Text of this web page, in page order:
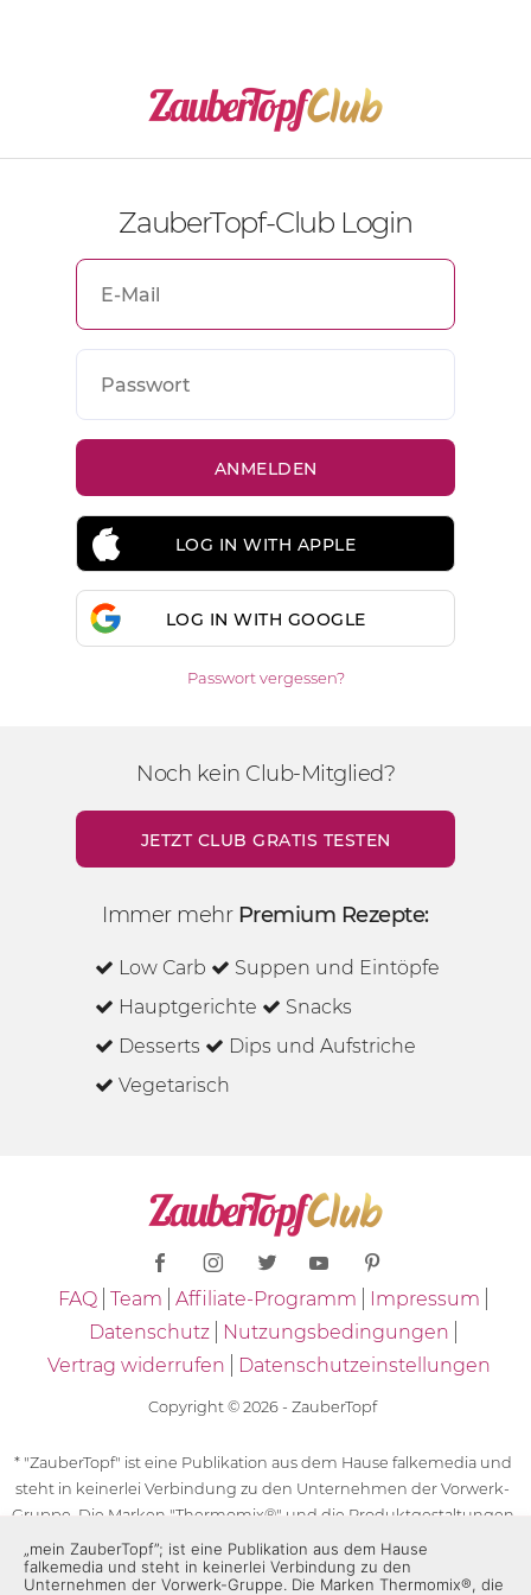
ZauberTopf-Club Login
LOG IN WITH APPLE
LOG IN WITH GOOGLE
Passwort vergessen?
Noch kein Club-Mitglied?
JETZT CLUB GRATIS TESTEN
Immer mehr Premium Rezepte:
Low Carb
Suppen und Eintöpfe
Hauptgerichte
Snacks
Desserts
Dips und Aufstriche
Vegetarisch
FAQ Team Affiliate-Programm
Impressum
Datenschutz
Nutzungsbedingungen
Vertrag widerrufen
Datenschutzeinstellungen
Copyright © 2026 - ZauberTopf
* "ZauberTopf" ist eine Publikation aus dem Hause falkemedia und
steht in keinerlei Verbindung zu den Unternehmen der Vorwerk-
Gruppe. Die Marken "Thermomix®" und die Produktgestaltungen
des "Thermomix®" sind eingetragene Marken der Unternehmen
der Vorwerk-Gruppe. Die Marken Thermomix®, die Zeichen TM5®,
„mein ZauberTopf”; ist eine Publikation aus dem Hause
falkemedia und steht in keinerlei Verbindung zu den
Unternehmen der Vorwerk-Gruppe. Die Marken Thermomix®, die